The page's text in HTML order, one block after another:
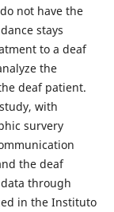
not have the
stays
to a deaf
the
deaf patient.
with
survery
the deaf
through
in the Instituto